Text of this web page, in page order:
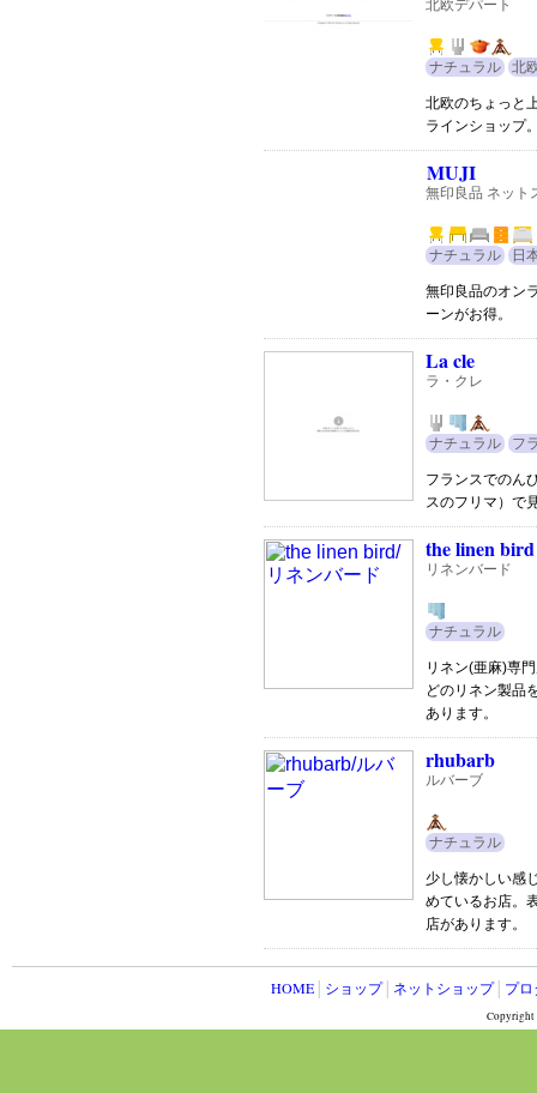
北欧デパート
ナチュラル 北
北欧のちょっと
ラインショップ
MUJI
無印良品 ネット
ナチュラル 日
無印良品のオン
ーンがお得。
La cle
ラ・クレ
ナチュラル フ
フランスでのん
スのフリマ）で
the linen bird
リネンバード
ナチュラル
リネン(亜麻)専
どのリネン製品
あります。
rhubarb
ルバーブ
ナチュラル
少し懐かしい感
めているお店。
店があります。
HOME ショップ│ ネットショップ│ プ
Copyright